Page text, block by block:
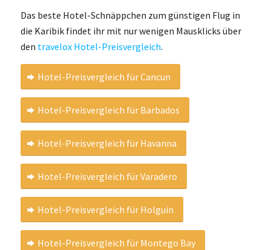
Das beste Hotel-Schnäppchen zum günstigen Flug in
die Karibik findet ihr mit nur wenigen Mausklicks über
den travelox Hotel-Preisvergleich.
Hotel-Preisvergleich für Cancun
Hotel-Preisvergleich für Barbados
Hotel-Preisvergleich für Havanna
Hotel-Preisvergleich für Varadero
Hotel-Preisvergleich für Holguin
Hotel-Preisvergleich für Montego Bay